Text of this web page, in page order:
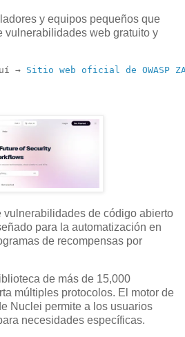
y equipos pequeños que
vulnerabilidades web gratuito y
→ Sitio web oficial de OWASP
vulnerabilidades de código abierto
para la automatización en
de recompensas por
de más de 15,000
múltiples protocolos. El motor de
Nuclei permite a los usuarios
necesidades específicas.